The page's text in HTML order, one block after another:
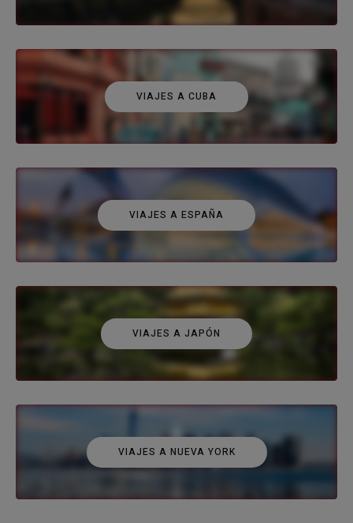
VIAJES A CUBA
VIAJES A ESPAÑA
VIAJES A JAPÓN
VIAJES A NUEVA YORK